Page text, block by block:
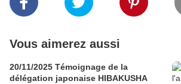
Vous aimerez aussi
20/11/2025 Témoignage de la
délégation japonaise HIBAKUSHA